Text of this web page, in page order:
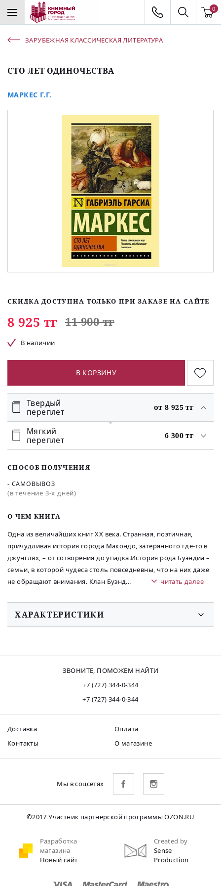
0
ЗАРУБЕЖНАЯ КЛАССИЧЕСКАЯ ЛИТЕРАТУРА
СТО ЛЕТ ОДИНОЧЕСТВА
МАРКЕС Г.Г.
O ЧЕМ КНИГА
Одна из величайших книг ХХ века. Странная, поэтичная,
причудливая история города Макондо, затерянного где-то в
джунглях, – от сотворения до упадка.История рода Буэндиа –
семьи, в которой чудеса столь повседневны, что на них даже
не обращают внимания. Клан Буэнд... читать далее
СКИДКА ДОСТУПНА ТОЛЬКО ПРИ ЗАКАЗЕ НА САЙТЕ
8 925 тг 11 900 тг
В наличии
В КОРЗИНУ
Твердый
переплет
от 8 925 тг
Мягкий
переплет
6 300 тг
СПОСОБ ПОЛУЧЕНИЯ
- САМОВЫВОЗ
(в течение 3-х дней)
ХАРАКТЕРИСТИКИ
ЗВОНИТЕ, ПОМОЖЕМ НАЙТИ
+7 (727) 344-0-344
+7 (727) 344-0-344
Доставка
Оплата
Контакты
О магазине
Мы в соцсетях
©2017 Участник партнерской программы OZON.RU
Разработка
магазина
Новый сайт
Created by
Sense
Production